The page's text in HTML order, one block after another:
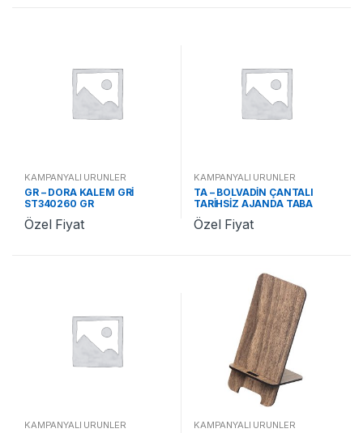
KAMPANYALI ÜRÜNLER
GR – DORA KALEM GRİ
ST340260 GR
Özel Fiyat
KAMPANYALI ÜRÜNLER
TA – BOLVADİN ÇANTALI
TARİHSİZ AJANDA TABA
ST370478 TA
Özel Fiyat
KAMPANYALI ÜRÜNLER KAMPANYALI ÜRÜNLER